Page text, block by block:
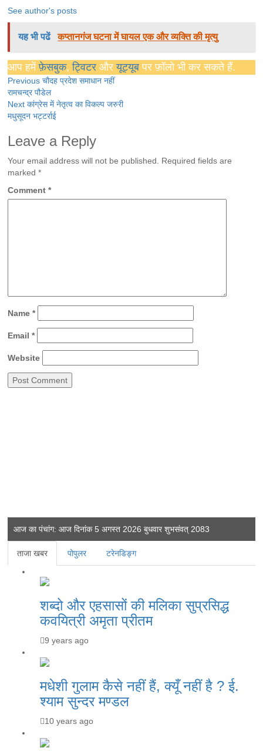
See author's posts
यह भी पढें कप्तानगंज घटना में घायल एक और व्यक्ति की मृत्यु
आप हमेंफ़ेसबुक,ट्विटरऔरयूट्यूब पर फ़ॉलो भी कर सकते हैं.
Continue
Reading
Previous चौदह प्रदेश समाधान नहीं
रामचन्द्र पौडेल
Next कांग्रेस में नेतृत्व का विकल्प जरुरी
मधुसूदन भट्टर्राई
Leave a Reply
Your email address will not be published. Required fields are
marked*
Comment*
Name*
Email*
Website
आज का पंचांग: आज दिनांक 5 अगस्त 2026 बुधवार शुभसंवत् 2083
ताजा खबर पोपुलर टरेनडिङ्ग
शब्दो और एहसासों की मलिका सुप्रसिद्ध
कवयित्री अमृता प्रीतम
9 years ago
मधेशी गुलाम कैसे नहीं हैं, क्यूँ नहीं है ? ई.
श्याम सुन्दर मण्डल
10 years ago